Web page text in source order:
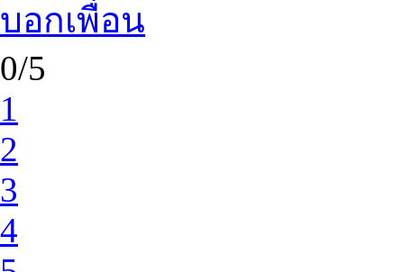
บอกเพื่อน
0/5
1
2
3
4